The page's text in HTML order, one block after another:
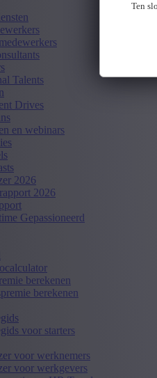
Ten
Talents
Drives
en webinars
2026
2026
Gepassioneerd
berekenen
berekenen
voor starters
voor werknemers
voor werkgevers